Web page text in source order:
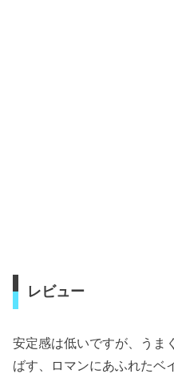
レビュー
安定感は低いですが、うま
ばす、ロマンにあふれたベ